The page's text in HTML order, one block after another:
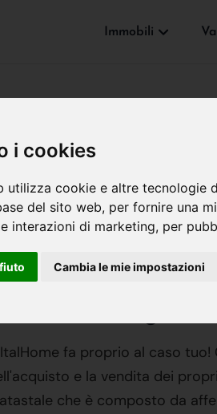
i cookies
utilizza cookie e altre tecnologie
del sito web, per fornire una
interazioni di marketing, per
Cambia le mie impostazioni
Immobili
CASA
Casa A
Broseta
fa proprio al caso
e la vendita dei
che è composto da